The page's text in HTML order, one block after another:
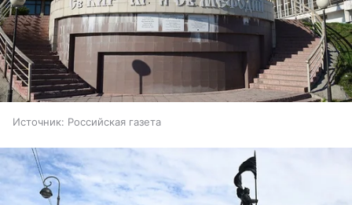
Источник: Российская газета